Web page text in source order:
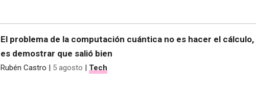
El problema de la computación cuántica no es hacer el cálculo,
es demostrar que salió bien
Rubén Castro | 5 agosto | Tech